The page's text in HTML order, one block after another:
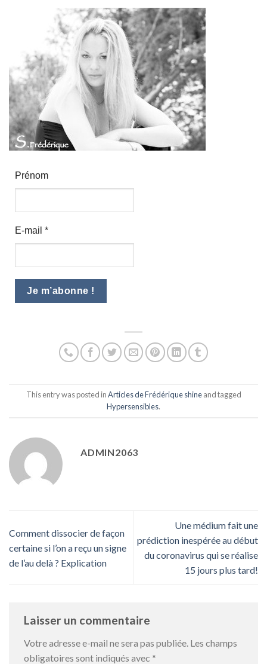
Prénom
E-mail *
This entry was posted inArticles de Frédérique shineand tagged
Hypersensibles.
ADMIN2063
Comment dissocier de façon
certaine si l’on a reçu un signe
de l’au delà ? Explication
Une médium fait une
prédiction inespérée au début
du coronavirus qui se réalise
15 jours plus tard!
Laisser un commentaire
Votre adresse e-mail ne sera pas publiée. Les champs
obligatoires sont indiqués avec *